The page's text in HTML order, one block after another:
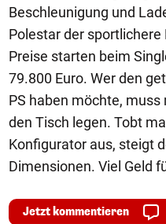
Beschleunigung und
Polestar der sportlichere
Preise starten beim
79.800 Euro. Wer den
PS haben möchte,
den Tisch legen. Tobt
Konfigurator aus, steigt
Dimensionen. Viel Geld
Jetzt kommentieren